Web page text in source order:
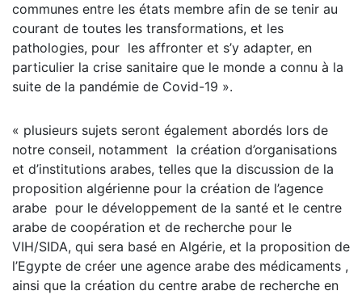
communes entre les états membre afin de se tenir au
courant de toutes les transformations, et les
pathologies, pour les affronter et s’y adapter, en
particulier la crise sanitaire que le monde a connu à la
suite de la pandémie de Covid-19 ».
« plusieurs sujets seront également abordés lors de
notre conseil, notamment la création d’organisations
et d’institutions arabes, telles que la discussion de la
proposition algérienne pour la création de l’agence
arabe pour le développement de la santé et le centre
arabe de coopération et de recherche pour le
VIH/SIDA, qui sera basé en Algérie, et la proposition de
l’Egypte de créer une agence arabe des médicaments ,
ainsi que la création du centre arabe de recherche en